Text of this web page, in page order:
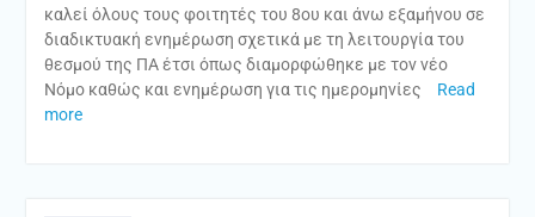
καλεί όλους τους φοιτητές του 8ου και άνω εξαμήνου σε
διαδικτυακή ενημέρωση σχετικά με τη λειτουργία του
θεσμού της ΠΑ έτσι όπως διαμορφώθηκε με τον νέο
Νόμο καθώς και ενημέρωση για τις ημερομηνίες
Read
more